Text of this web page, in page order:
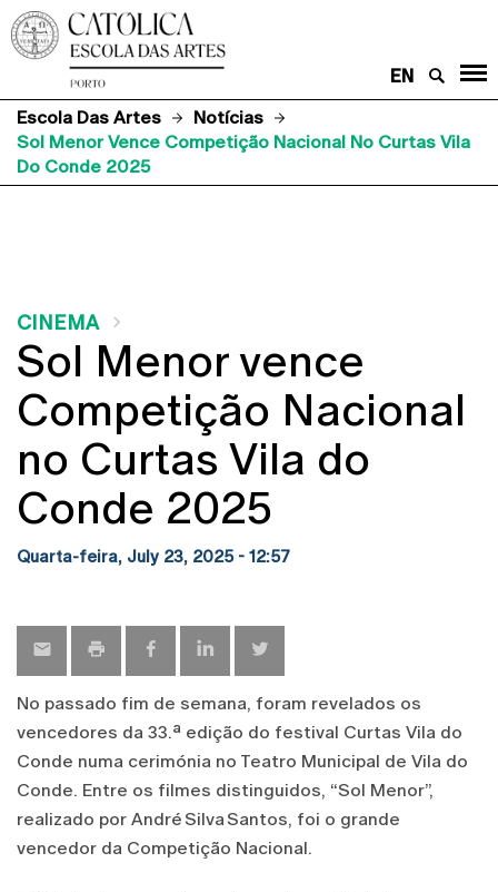
EN
Escola Das Artes
Notícias
Sol Menor Vence Competição Nacional No Curtas Vila
Do Conde 2025
CINEMA
Sol Menor vence
Competição Nacional
no Curtas Vila do
Conde 2025
Quarta-feira, July 23, 2025 - 12:57
No passado fim de semana, foram revelados os
vencedores da 33.ª edição do festival Curtas Vila do
Conde numa cerimónia no Teatro Municipal de Vila do
Conde. Entre os filmes distinguidos, “Sol Menor”,
realizado por André Silva Santos, foi o grande
vencedor da Competição Nacional.